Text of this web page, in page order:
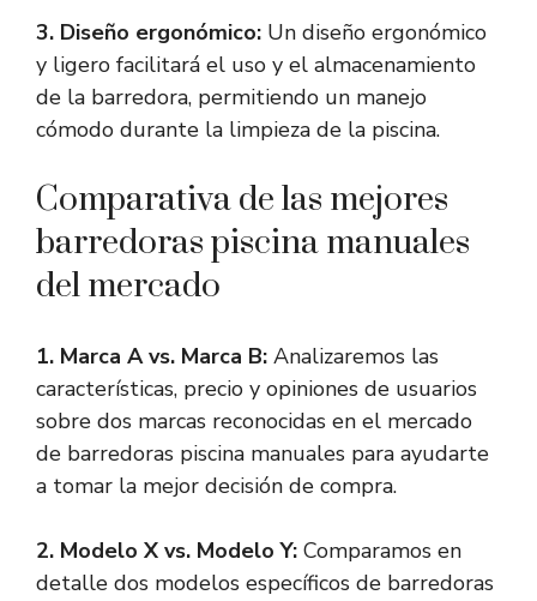
3. Diseño ergonómico: Un diseño ergonómico
y ligero facilitará el uso y el almacenamiento
de la barredora, permitiendo un manejo
cómodo durante la limpieza de la piscina.
Comparativa de las mejores
barredoras piscina manuales
del mercado
1. Marca A vs. Marca B: Analizaremos las
características, precio y opiniones de usuarios
sobre dos marcas reconocidas en el mercado
de barredoras piscina manuales para ayudarte
a tomar la mejor decisión de compra.
2. Modelo X vs. Modelo Y: Comparamos en
detalle dos modelos específicos de barredoras